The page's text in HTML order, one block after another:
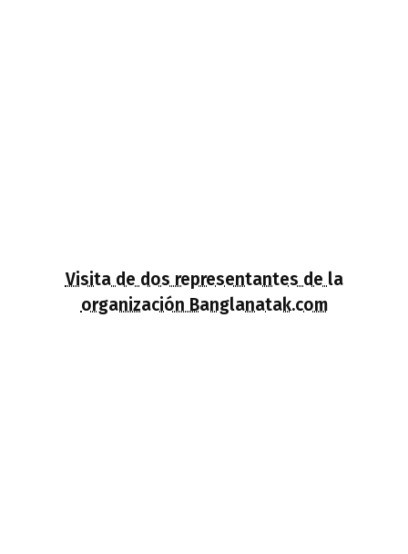
Visita de dos representantes de la
organización Banglanatak.com